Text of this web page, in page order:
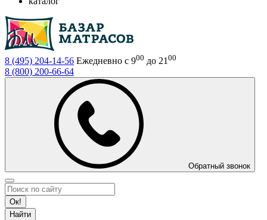
8 (495) 204-14-56 Ежедневно с 900 до 21 00
8 (800) 200-66-64
Обратный звонок
Ок!
Найти